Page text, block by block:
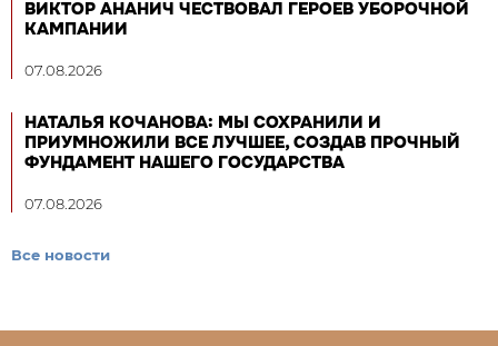
ВИКТОР АНАНИЧ ЧЕСТВОВАЛ ГЕРОЕВ УБОРОЧНОЙ
КАМПАНИИ
07.08.2026
НАТАЛЬЯ КОЧАНОВА: МЫ СОХРАНИЛИ И
ПРИУМНОЖИЛИ ВСЕ ЛУЧШЕЕ, СОЗДАВ ПРОЧНЫЙ
ФУНДАМЕНТ НАШЕГО ГОСУДАРСТВА
07.08.2026
Все новости